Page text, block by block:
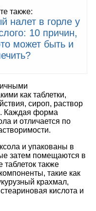
также:
налет в горле у
10 причин,
может быть и
как таблетки,
сироп, раствор
Каждая форма
и отличается по
и упакованы в
затем помещаются в
таблеток также
такие как
крахмал,
кислота и